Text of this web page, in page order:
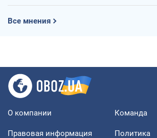
Все мнения
О компании Команда
Правовая информация
Политика